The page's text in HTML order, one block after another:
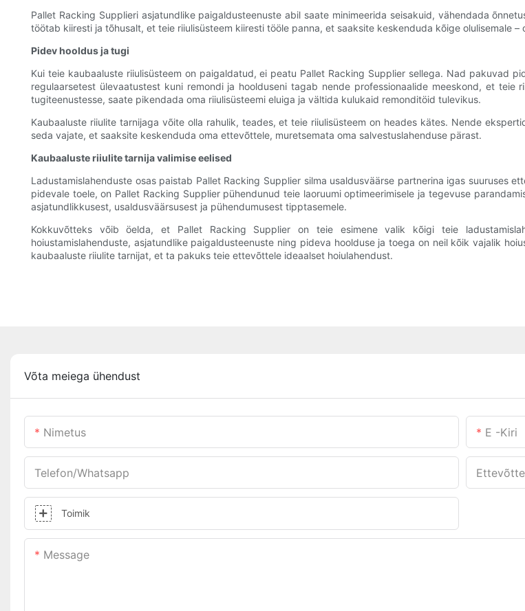
Pallet Racking Supplieri asjatundlike paigaldusteenuste abil saate minimeerida seisakuid, vähendada
töötab kiiresti ja tõhusalt, et teie riiulisüsteem kiiresti tööle panna, et saaksite keskenduda kõige olulisemale –
Pidev hooldus ja tugi
Kui teie kaubaaluste riiulisüsteem on paigaldatud, ei peatu Pallet Racking Supplier sellega. Nad pakuvad
regulaarsetest ülevaatustest kuni remondi ja hoolduseni tagab nende professionaalide meeskond, et
tugiteenustesse, saate pikendada oma riiulisüsteemi eluiga ja vältida kulukaid remonditöid tulevikus.
Kaubaaluste riiulite tarnijaga võite olla rahulik, teades, et teie riiulisüsteem on heades kätes. Nende
seda vajate, et saaksite keskenduda oma ettevõttele, muretsemata oma salvestuslahenduse pärast.
Kaubaaluste riiulite tarnija valimise eelised
Ladustamislahenduste osas paistab Pallet Racking Supplier silma usaldusväärse partnerina igas suuruses
pidevale toele, on Pallet Racking Supplier pühendunud teie laoruumi optimeerimisele ja tegevuse
asjatundlikkusest, usaldusväärsusest ja pühendumusest tipptasemele.
Kokkuvõtteks võib öelda, et Pallet Racking Supplier on teie esimene valik kõigi teie
hoiustamislahenduste, asjatundlike paigaldusteenuste ning pideva hoolduse ja toega on neil kõik vajalik
kaubaaluste riiulite tarnijat, et ta pakuks teie ettevõttele ideaalset hoiulahendust.
Võta meiega ühendust
Nimetus E -kiri
Telefon/whatsapp
Toimik
Message